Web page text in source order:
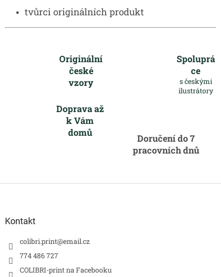
tvůrci originálních produkt
Originální
české
vzory
Spoluprá
ce
s českými
ilustrátory
Doprava až
k Vám
domů
Doručení do 7
pracovních dnů
Kontakt
colibri.print@email.cz
774 486 727
COLIBRI-print na Facebooku